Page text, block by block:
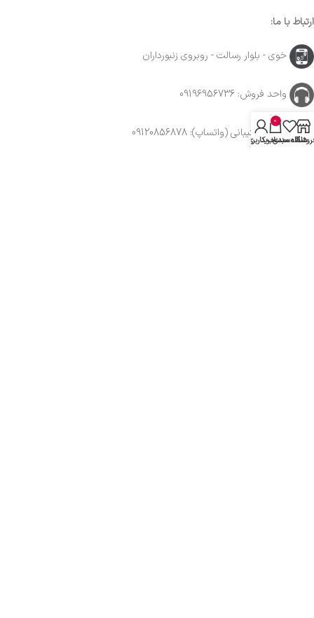
ارتباط با ما:
خوی - بلوار رسالت - روبروی زنبورداران
واحد فروش: 09196956736
واحد پشتیبانی (واتساپ): 09120856878علاقه مندی
0
سبد خرید
حساب کاربری من